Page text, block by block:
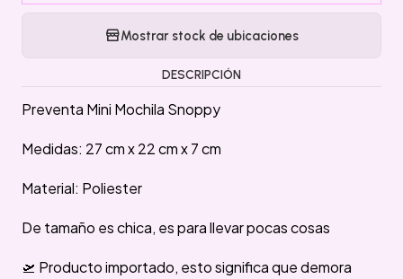
Mostrar stock de ubicaciones
DESCRIPCIÓN
Preventa Mini Mochila Snoppy
Medidas: 27 cm x 22 cm x 7 cm
Material: Poliester
De tamaño es chica, es para llevar pocas cosas
🛫 Producto importado, esto significa que demora